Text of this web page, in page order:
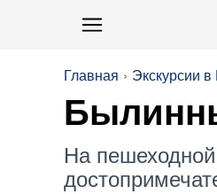
Главная Экскурсии в
На